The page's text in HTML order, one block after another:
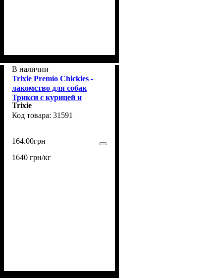
В наличии
Trixie Premio Chickies -
лакомство для собак
Трикси с курицей и
кальцием 100 г.
Trixie
31591
164.00грн
1640 грн/кг